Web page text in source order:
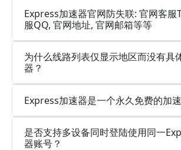
Express加速器官网防失联: 官网客服
服QQ, 官网地址, 官网邮箱等等
为什么线路列表仅显示地区而没有具
器？
Express加速器是一个永久免费的加
是否支持多设备同时登陆使用同一
器账号？